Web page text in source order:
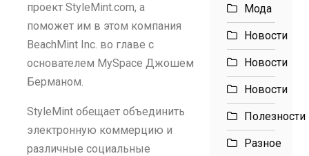
проект StyleMint.com, а
поможет им в этом компания
BeachMint Inc. во главе с
основателем MySpace Джошем
Берманом.
StyleMint обещает объединить
электронную коммерцию и
различные социальные
Мода
Новости
Новости
Новости
Полезности
Разное